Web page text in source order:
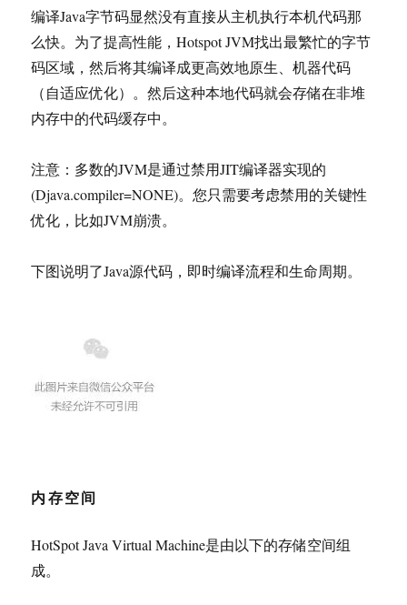
编译Java字节码显然没有直接从主机执行本机代码那
么快。为了提高性能，Hotspot JVM找出最繁忙的字节
码区域，然后将其编译成更高效地原生、机器代码
（自适应优化）。然后这种本地代码就会存储在非堆
内存中的代码缓存中。
注意：多数的JVM是通过禁用JIT编译器实现的
(Djava.compiler=NONE)。您只需要考虑禁用的关键性
优化，比如JVM崩溃。
下图说明了Java源代码，即时编译流程和生命周期。
内存空间
HotSpot Java Virtual Machine是由以下的存储空间组
成。